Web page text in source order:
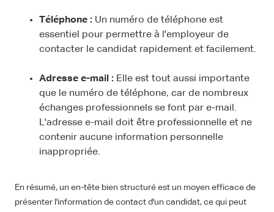
Téléphone : Un numéro de téléphone est
essentiel pour permettre à l'employeur de
contacter le candidat rapidement et facilement.
Adresse e-mail : Elle est tout aussi importante
que le numéro de téléphone, car de nombreux
échanges professionnels se font par e-mail.
L'adresse e-mail doit être professionnelle et ne
contenir aucune information personnelle
inappropriée.
En résumé, un en-tête bien structuré est un moyen efficace de
présenter l'information de contact d'un candidat, ce qui peut